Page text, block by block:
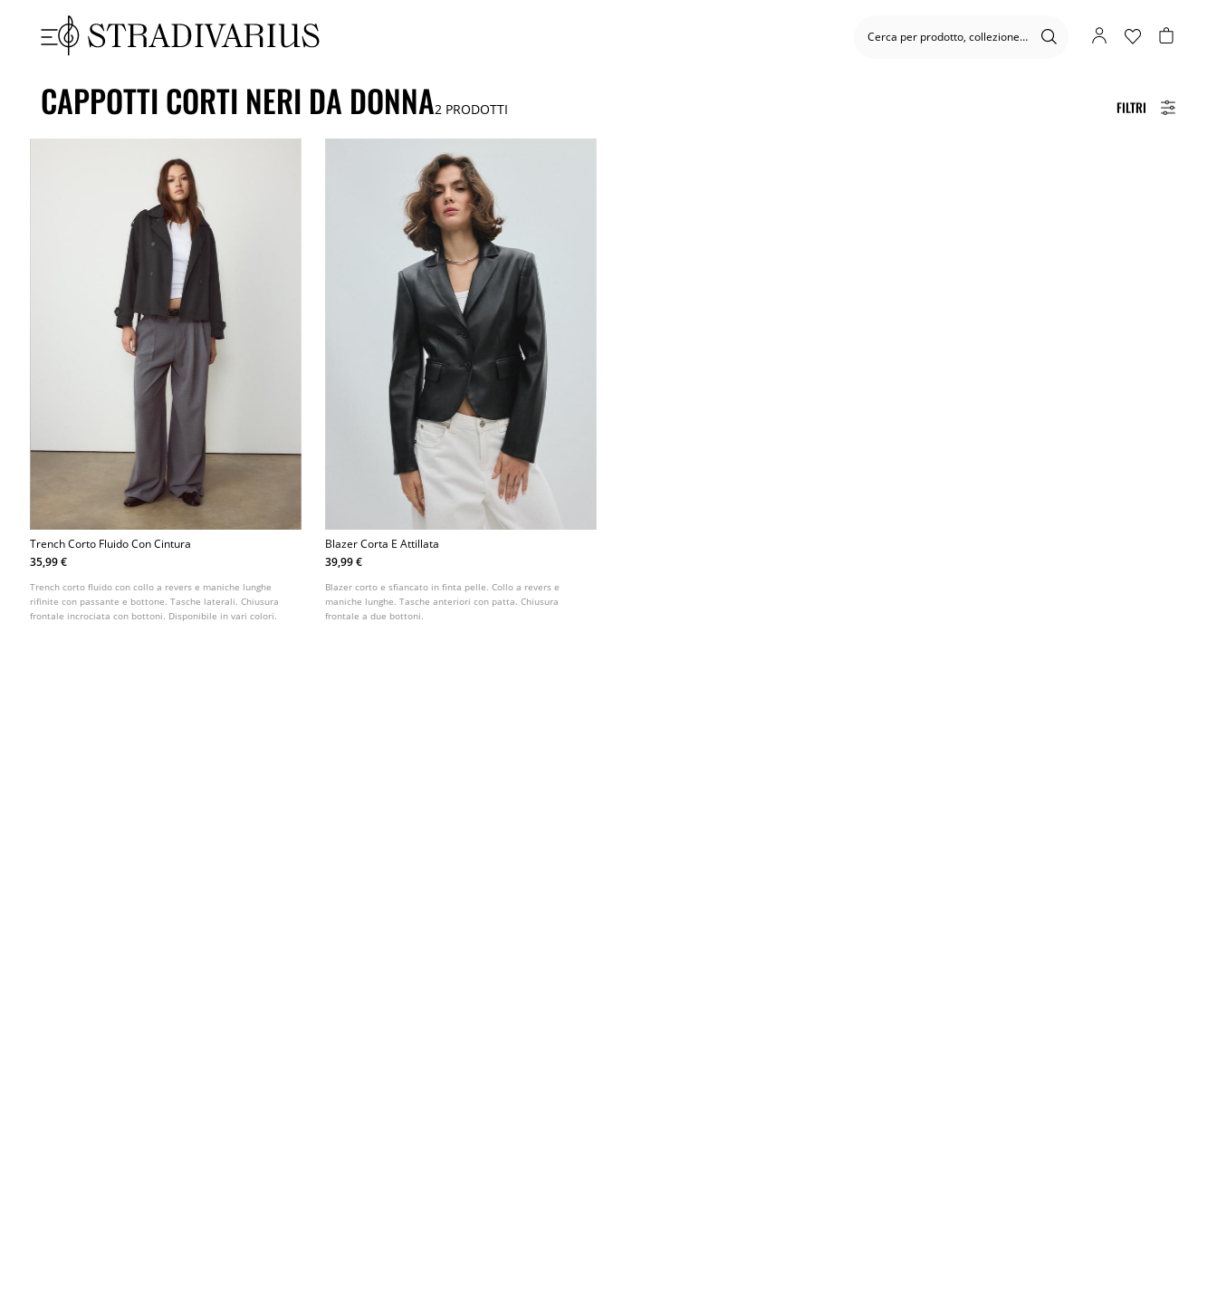
FILTRI
CAPPOTTI CORTI NERI DA DONNA2 PRODOTTI
Trench Corto Fluido Con Cintura
35,99 €
Trench corto fluido con collo a revers e maniche lunghe
rifinite con passante e bottone. Tasche laterali. Chiusura
frontale incrociata con bottoni. Disponibile in vari colori.
Blazer Corta E Attillata
39,99 €
Blazer corto e sfiancato in finta pelle. Collo a revers e
maniche lunghe. Tasche anteriori con patta. Chiusura
frontale a due bottoni.